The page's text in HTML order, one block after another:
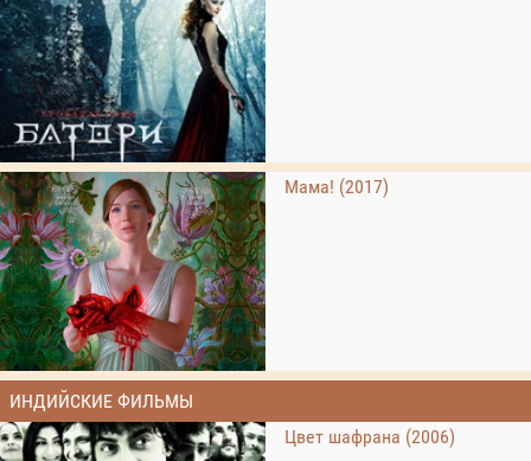
Мама! (2017)
ИНДИЙСКИЕ ФИЛЬМЫ
Цвет шафрана (2006)